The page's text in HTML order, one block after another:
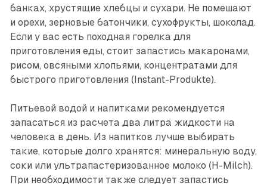
банках, хрустящие хлебцы и сухари. Не помешают
и орехи, зерновые батончики, сухофрукты, шоколад.
Если у вас есть походная горелка для
приготовления еды, стоит запастись макаронами,
рисом, овсяными хлопьями, концентратами для
быстрого приготовления (Instant-Produkte).
Питьевой водой и напитками рекомендуется
запасаться из расчета два литра жидкости на
человека в день. Из напитков лучше выбирать
такие, которые долго хранятся: минеральную воду,
соки или ультрапастеризованное молоко (H-Milch).
При необходимости также следует запастись